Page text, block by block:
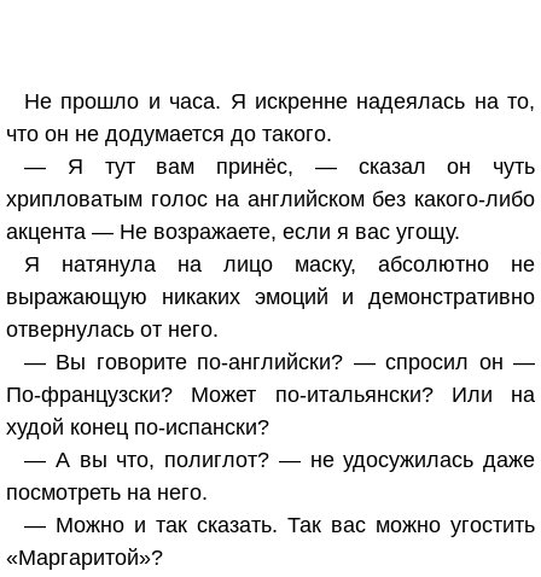
Не прошло и часа. Я искренне надеялась на то,
что он не додумается до такого.
— Я тут вам принёс, — сказал он чуть
хрипловатым голос на английском без какого-либо
акцента — Не возражаете, если я вас угощу.
Я натянула на лицо маску, абсолютно не
выражающую никаких эмоций и демонстративно
отвернулась от него.
— Вы говорите по-английски? — спросил он —
По-французски? Может по-итальянски? Или на
худой конец по-испански?
— А вы что, полиглот? — не удосужилась даже
посмотреть на него.
— Можно и так сказать. Так вас можно угостить
«Маргаритой»?